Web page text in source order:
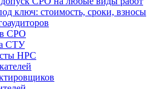
ключ: стоимость, сроки, взносы
СРО
СТУ
НРС